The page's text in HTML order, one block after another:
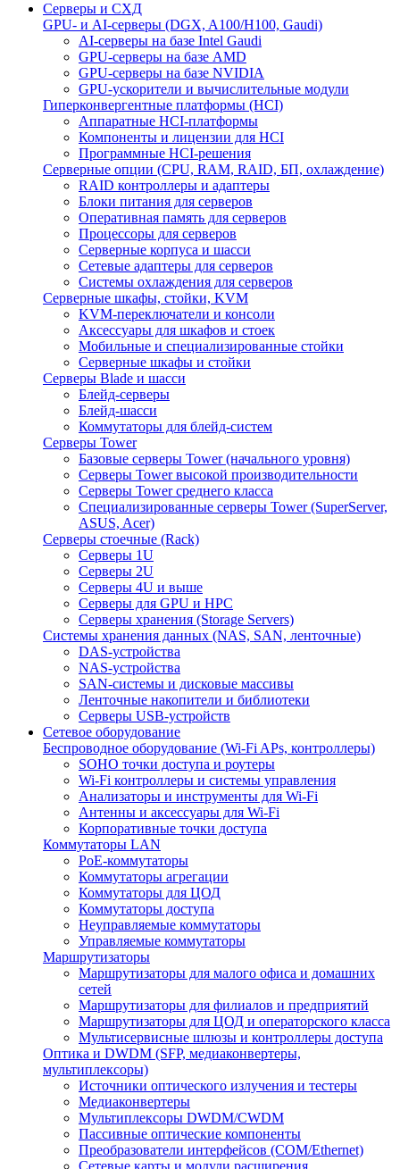
Серверы и СХД
GPU- и AI-серверы (DGX, A100/H100, Gaudi)
AI-серверы на базе Intel Gaudi
GPU-серверы на базе AMD
GPU-серверы на базе NVIDIA
GPU-ускорители и вычислительные модули
Гиперконвергентные платформы (HCI)
Аппаратные HCI-платформы
Компоненты и лицензии для HCI
Программные HCI-решения
Серверные опции (CPU, RAM, RAID, БП, охлаждение)
RAID контроллеры и адаптеры
Блоки питания для серверов
Оперативная память для серверов
Процессоры для серверов
Серверные корпуса и шасси
Сетевые адаптеры для серверов
Системы охлаждения для серверов
Серверные шкафы, стойки, KVM
KVM-переключатели и консоли
Аксессуары для шкафов и стоек
Мобильные и специализированные стойки
Серверные шкафы и стойки
Серверы Blade и шасси
Блейд-серверы
Блейд-шасси
Коммутаторы для блейд-систем
Серверы Tower
Базовые серверы Tower (начального уровня)
Серверы Tower высокой производительности
Серверы Tower среднего класса
Специализированные серверы Tower (SuperServer,
ASUS, Acer)
Серверы стоечные (Rack)
Серверы 1U
Серверы 2U
Серверы 4U и выше
Серверы для GPU и HPC
Серверы хранения (Storage Servers)
Системы хранения данных (NAS, SAN, ленточные)
DAS-устройства
NAS-устройства
SAN-системы и дисковые массивы
Ленточные накопители и библиотеки
Серверы USB-устройств
Сетевое оборудование
Беспроводное оборудование (Wi-Fi APs, контроллеры)
SOHO точки доступа и роутеры
Wi-Fi контроллеры и системы управления
Анализаторы и инструменты для Wi-Fi
Антенны и аксессуары для Wi-Fi
Корпоративные точки доступа
Коммутаторы LAN
PoE-коммутаторы
Коммутаторы агрегации
Коммутаторы для ЦОД
Коммутаторы доступа
Неуправляемые коммутаторы
Управляемые коммутаторы
Маршрутизаторы
Маршрутизаторы для малого офиса и домашних
сетей
Маршрутизаторы для филиалов и предприятий
Маршрутизаторы для ЦОД и операторского класса
Мультисервисные шлюзы и контроллеры доступа
Оптика и DWDM (SFP, медиаконвертеры,
мультиплексоры)
Источники оптического излучения и тестеры
Медиаконвертеры
Мультиплексоры DWDM/CWDM
Пассивные оптические компоненты
Преобразователи интерфейсов (COM/Ethernet)
Сетевые карты и модули расширения